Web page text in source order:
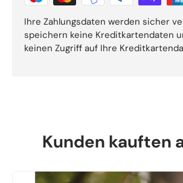
Ihre Zahlungsdaten werden sicher
speichern keine Kreditkartendaten
keinen Zugriff auf Ihre
Kunden kauften